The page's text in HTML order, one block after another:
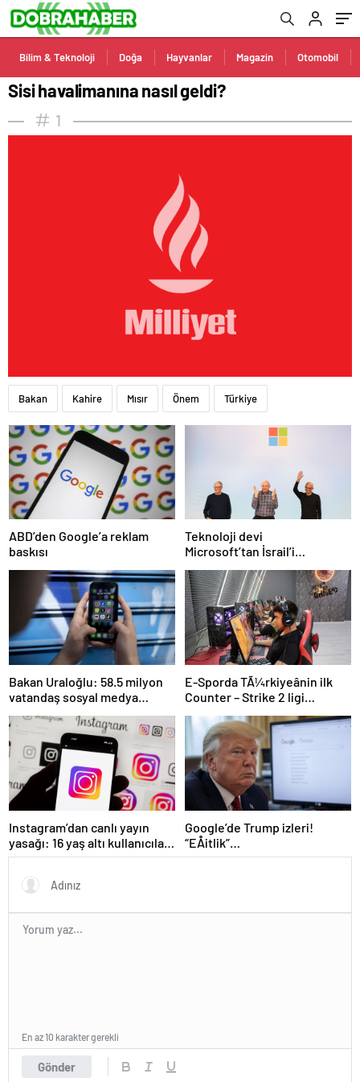
Bilim & Teknoloji Doğa Hayvanlar Magazin Otomobil
Sisi havalimanına nasıl geldi?
1
Bakan Kahire Mısır Önem Türkiye
ABD’den Google’a reklam
baskısı
Teknoloji devi
Microsoft’tan İsrail’i
sevindirecek haber
Bakan Uraloğlu: 58.5 milyon
vatandaş sosyal medya
kullanıyor
E-Sporda TÃ¼rkiyeânin ilk
Counter – Strike 2 ligi
Instagram’dan canlı yayın
yasağı: 16 yaş altı kullanıcılar
için yeni kurallar açıklandı
Google’de Trump izleri!
“EÅitlik”
ilkesiÂ rafaÂ kaldÄ±rÄ±lÄ±yor,
Gönder
En az 10 karakter gerekli